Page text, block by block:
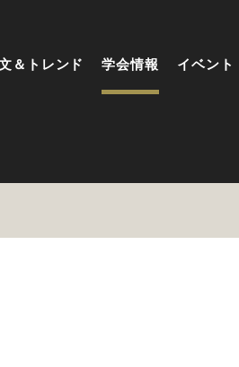
＆トレンド 学会情報 イベント